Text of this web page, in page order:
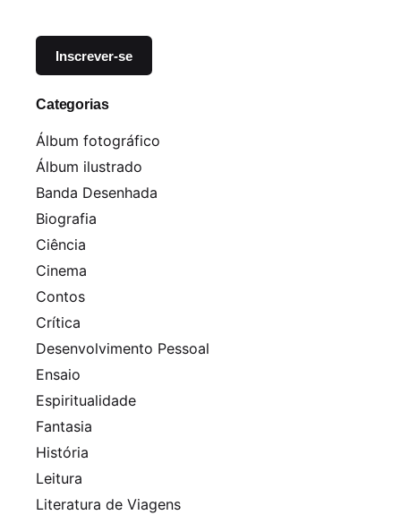
Categorias
Álbum fotográfico
Álbum ilustrado
Banda Desenhada
Biografia
Ciência
Cinema
Contos
Crítica
Desenvolvimento Pessoal
Ensaio
Espiritualidade
Fantasia
História
Leitura
Literatura de Viagens